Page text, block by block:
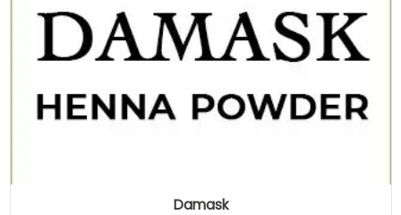
Damask